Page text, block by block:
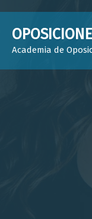
contenido
Academia de